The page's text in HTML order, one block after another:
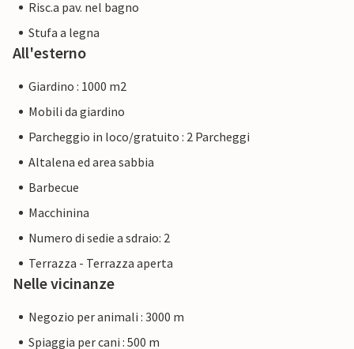
Risc.a pav. nel bagno
Stufa a legna
All'esterno
Giardino : 1000 m2
Mobili da giardino
Parcheggio in loco/gratuito : 2 Parcheggi
Altalena ed area sabbia
Barbecue
Macchinina
Numero di sedie a sdraio: 2
Terrazza - Terrazza aperta
Nelle vicinanze
Negozio per animali : 3000 m
Spiaggia per cani : 500 m